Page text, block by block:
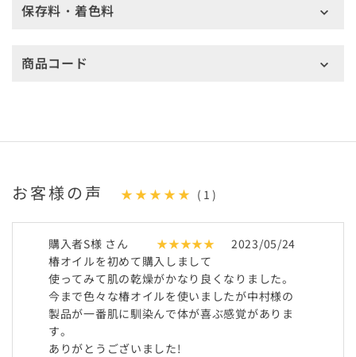
保存料・着色料
商品コード
お客様の声 ★★★★★ (1)
購入者S様 さん ★★★★★
2023/05/24
椿オイルを初めて購入しまして
使ってみて肌の乾燥がかなり良くなりました。
今まで色々な椿オイルを使いましたが中村様の
製品が一番肌に馴染んで体が喜ぶ感覚がありま
す。
ありがとうございました!